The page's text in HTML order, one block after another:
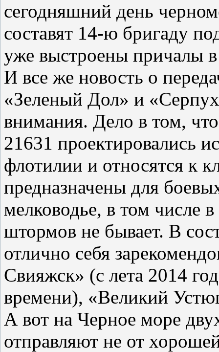
сегодняшний день
составят 14-ю бригаду
уже выстроены причалы
И все же новость о
«Зеленый Дол» и
внимания. Дело в том,
21631 проектировались
флотилии и относятся к
предназначены для
мелководье, в том числе
штормов не бывает. В
отлично себя
Свияжск» (с лета 2014
времени), «Великий
А вот на Черное море
отправляют не от